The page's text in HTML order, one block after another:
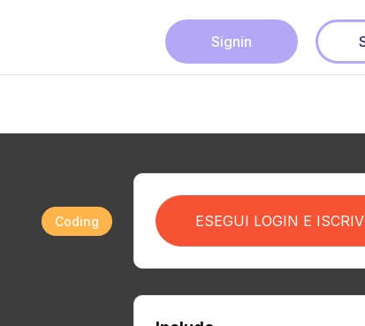
Signin
Coding ESEGUI LOGIN E